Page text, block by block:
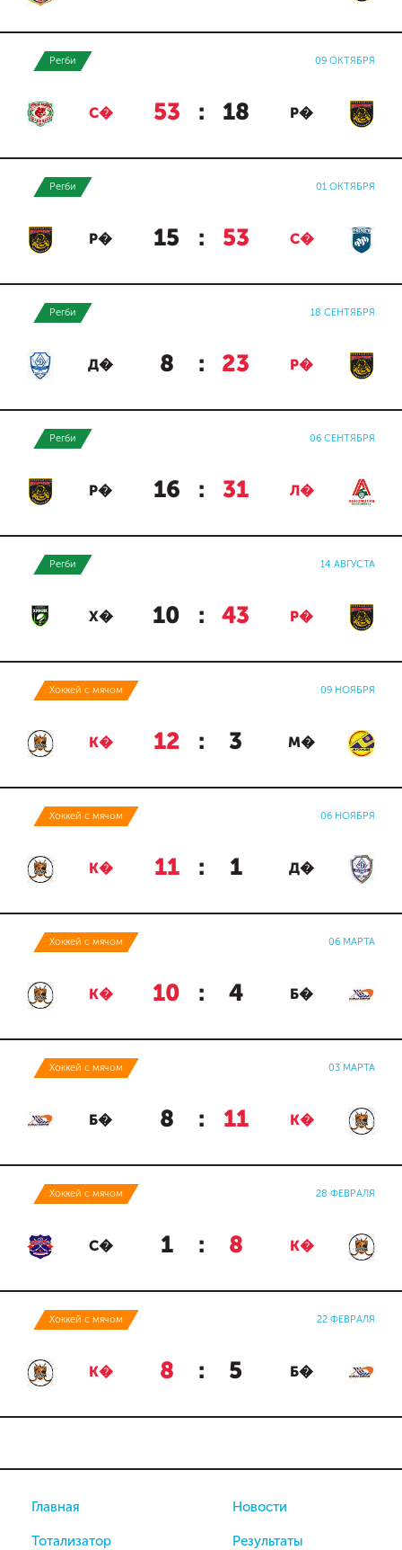
Регби 09 ОКТЯБРЯ
С� 53 : 18 Р�
Регби 01 ОКТЯБРЯ
Р� 15 : 53 С�
Регби 18 СЕНТЯБРЯ
Д� 8 : 23 Р�
Регби 06 СЕНТЯБРЯ
Р� 16 : 31 Л�
Регби 14 АВГУСТА
Х� 10 : 43 Р�
Хоккей с мячом 09 НОЯБРЯ
К� 12 : 3 М�
Хоккей с мячом 06 НОЯБРЯ
К� 11 : 1 Д�
Хоккей с мячом 06 МАРТА
К� 10 : 4 Б�
Хоккей с мячом 03 МАРТА
Б� 8 : 11 К�
Хоккей с мячом 28 ФЕВРАЛЯ
С� 1 : 8 К�
Хоккей с мячом 22 ФЕВРАЛЯ
К� 8 : 5 Б�
Главная
Тотализатор
Новости
Результаты